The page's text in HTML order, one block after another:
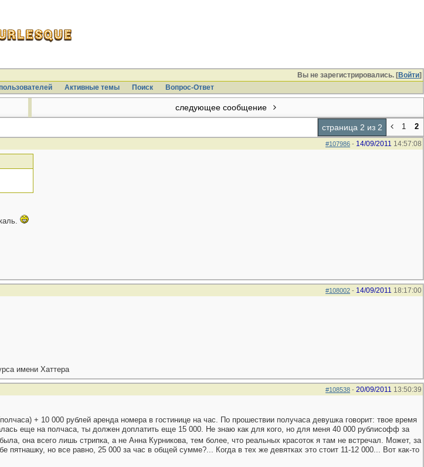
Вы не зарегистрировались. [Войти]
Активные темы Поиcк Вопрос-Ответ
следующее сообщение
страница 2 из 2 1 2
#107986 - 14/09/2011 14:57:08
#108002 - 14/09/2011 18:17:00
имени Хаттера
#108538 - 20/09/2011 13:50:39
+ 10 000 рублей аренда номера в гостинице на час. По прошествии получаса девушка говорит: твое время
еще на полчаса, ты должен доплатить еще 15 000. Не знаю как для кого, но для меня 40 000 рублисофф за
она всего лишь стрипка, а не Анна Курникова, тем более, что реальных красоток я там не встречал. Может, за
пятнашку, но все равно, 25 000 за час в общей сумме?... Когда в тех же девятках это стоит 11-12 000... Вот как-то